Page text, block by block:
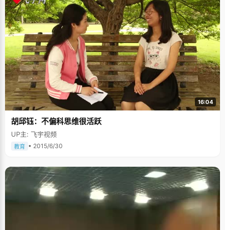
16:04
胡邱钰：不偏科思维很活跃
UP主: 飞宇视频
教育 • 2015/6/30